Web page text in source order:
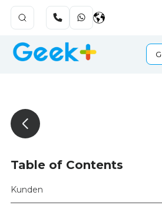
Table of Contents
Kunden